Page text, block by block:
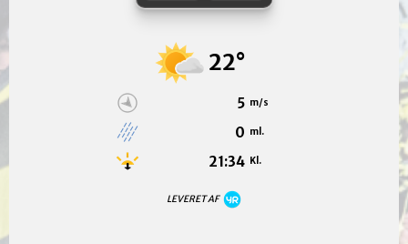
22°
5 m/s
0 ml.
21:34 Kl.
LEVERET AF